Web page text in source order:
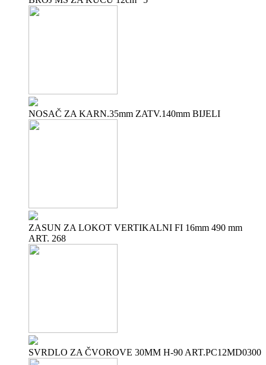
NOSAČ ZA KARN.35mm ZATV.140mm BIJELI
ZASUN ZA LOKOT VERTIKALNI FI 16mm 490 mm
ART. 268
SVRDLO ZA ČVOROVE 30MM H-90 ART.PC12MD0300